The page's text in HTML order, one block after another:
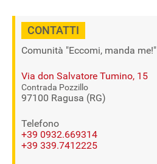
CONTATTI
Comunità "Eccomi, manda me!"
Via don Salvatore Tumino, 15
Contrada Pozzillo
97100 Ragusa (RG)
Telefono
+39 0932.669314
+39 339.7412225